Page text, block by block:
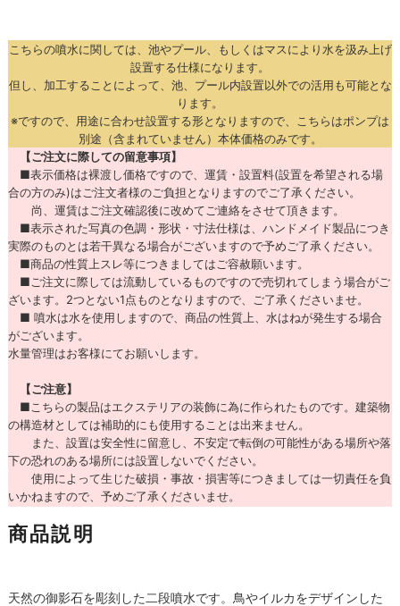
こちらの噴水に関しては、池やプール、もしくはマスにより水を汲み上げ
設置する仕様になります。
但し、加工することによって、池、プール内設置以外での活用も可能とな
ります。
※ですので、用途に合わせ設置する形となりますので、こちらはポンプは
別途（含まれていません）本体価格のみです。
【ご注文に際しての留意事項】
■表示価格は裸渡し価格ですので、運賃・設置料(設置を希望される場
合の方のみ)はご注文者様のご負担となりますのでご了承ください。
尚、運賃はご注文確認後に改めてご連絡をさせて頂きます。
■表示された写真の色調・形状・寸法仕様は、ハンドメイド製品につき
実際のものとは若干異なる場合がございますので予めご了承ください。
■商品の性質上スレ等につきましてはご容赦願います。
■ご注文に際しては流動しているものですので売切れてしまう場合がご
ざいます。2つとない1点ものとなりますので、ご了承くださいませ。
■ 噴水は水を使用しますので、商品の性質上、水はねが発生する場合
がございます。
水量管理はお客様にてお願いします。
【ご注意】
■こちらの製品はエクステリアの装飾に為に作られたものです。建築物
の構造材としては補助的にも使用することは出来ません。
また、設置は安全性に留意し、不安定で転倒の可能性がある場所や落
下の恐れのある場所には設置しないでください。
使用によって生じた破損・事故・損害等につきましては一切責任を負
いかねますので、予めご了承くださいませ。
商品説明
天然の御影石を彫刻した二段噴水です。鳥やイルカをデザインした